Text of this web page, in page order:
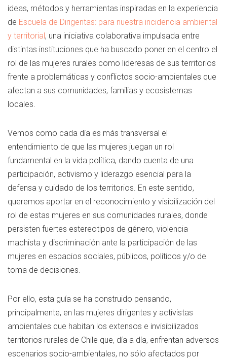
ideas, métodos y herramientas inspiradas en la experiencia
de Escuela de Dirigentas: para nuestra incidencia ambiental
y territorial, una iniciativa colaborativa impulsada entre
distintas instituciones que ha buscado poner en el centro el
rol de las mujeres rurales como lideresas de sus territorios
frente a problemáticas y conflictos socio-ambientales que
afectan a sus comunidades, familias y ecosistemas
locales.
Vemos como cada día es más transversal el
entendimiento de que las mujeres juegan un rol
fundamental en la vida política, dando cuenta de una
participación, activismo y liderazgo esencial para la
defensa y cuidado de los territorios. En este sentido,
queremos aportar en el reconocimiento y visibilización del
rol de estas mujeres en sus comunidades rurales, donde
persisten fuertes estereotipos de género, violencia
machista y discriminación ante la participación de las
mujeres en espacios sociales, públicos, políticos y/o de
toma de decisiones.
Por ello, esta guía se ha construido pensando,
principalmente, en las mujeres dirigentes y activistas
ambientales que habitan los extensos e invisibilizados
territorios rurales de Chile que, día a día, enfrentan adversos
escenarios socio-ambientales, no sólo afectados por